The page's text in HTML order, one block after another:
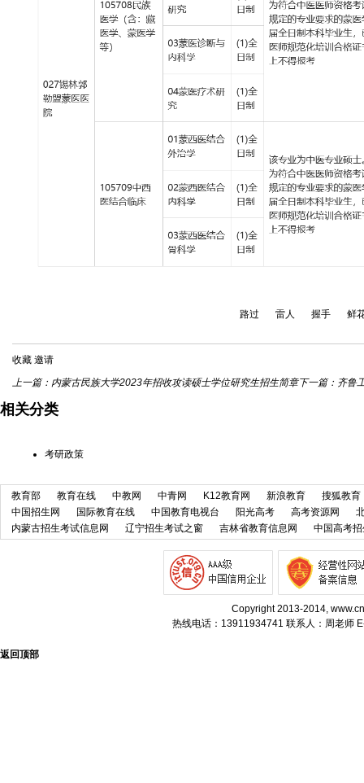
路过 雷人 握手 鲜
收藏 邀请
上一篇： 内蒙古民族大学2023年招收攻读硕士学位研究生招生简章下一篇： 齐鲁
相关分类
考研政策
教育部 教育在线 中教网 中青网 K12教育网 新浪教育
搜狐教育
中国招生网
国际教育在线 中国教育电视台 阳光高考 高考资源网
内蒙古招生考试信息网
辽宁招生考试之窗 吉林省教育信息网 中国高考
Copyright 2013-2014,
热线电话：13911934741 联系人：周老师
返回顶部